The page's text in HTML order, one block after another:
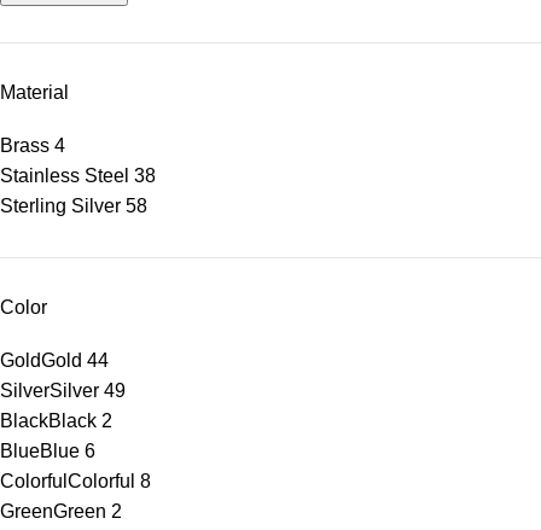
Material
Brass 4
Stainless Steel 38
Sterling Silver 58
Color
GoldGold 44
SilverSilver 49
BlackBlack 2
BlueBlue 6
Colorful Colorful 8
GreenGreen 2